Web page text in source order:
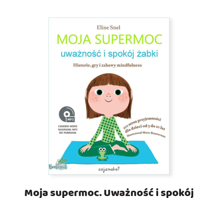
Moja supermoc. Uważność i spokój